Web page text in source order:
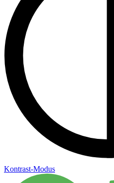
Kontrast-Modus